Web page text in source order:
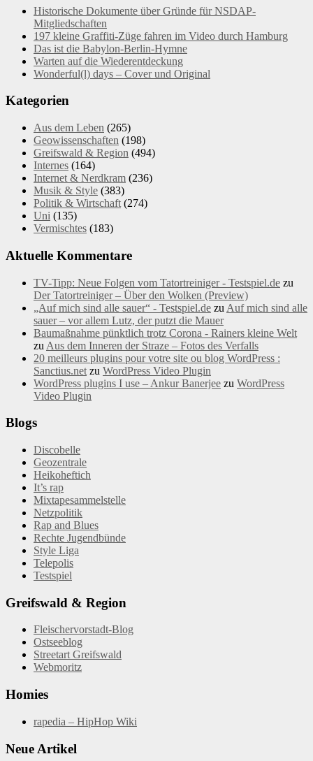
Historische Dokumente über Gründe für NSDAP-
Mitgliedschaften
197 kleine Graffiti-Züge fahren im Video durch Hamburg
Das ist die Babylon-Berlin-Hymne
Warten auf die Wiederentdeckung
Wonderful(l) days – Cover und Original
Kategorien
Aus dem Leben (265)
Geowissenschaften (198)
Greifswald & Region (494)
Internes (164)
Internet & Nerdkram (236)
Musik & Style (383)
Politik & Wirtschaft (274)
Uni (135)
Vermischtes (183)
Aktuelle Kommentare
TV-Tipp: Neue Folgen vom Tatortreiniger - Testspiel.de zu
Der Tatortreiniger – Über den Wolken (Preview)
„Auf mich sind alle sauer“ - Testspiel.de zu Auf mich sind alle
sauer – vor allem Lutz, der putzt die Mauer
Baumaßnahme pünktlich trotz Corona - Rainers kleine Welt
zu Aus dem Inneren der Straze – Fotos des Verfalls
20 meilleurs plugins pour votre site ou blog WordPress :
Sanctius.net zu WordPress Video Plugin
WordPress plugins I use – Ankur Banerjee zu WordPress
Video Plugin
Blogs
Discobelle
Geozentrale
Heikoheftich
It’s rap
Mixtapesammelstelle
Netzpolitik
Rap and Blues
Rechte Jugendbünde
Style Liga
Telepolis
Testspiel
Greifswald & Region
Fleischervorstadt-Blog
Ostseeblog
Streetart Greifswald
Webmoritz
Homies
rapedia – HipHop Wiki
Neue Artikel